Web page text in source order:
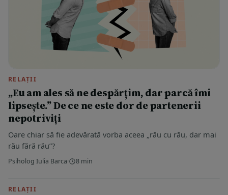
RELAȚII
„Eu am ales să ne despărțim, dar parcă îmi
lipsește.” De ce ne este dor de partenerii
nepotriviți
Oare chiar să fie adevărată vorba aceea „rău cu rău, dar mai
rău fără rău”?
Psiholog Iulia Barca· 8 min
RELAȚII